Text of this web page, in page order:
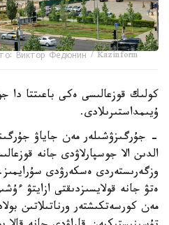
Виктор Федюнин / Kazinform
كولىك قوزعالىسى ەكى باعىتتا دا
ۇيىمداستىرىلادى.
- جۇرگىزۋشىلەر مەن جاياۋ
الدىن الا جوسپارلاۋدى جانە
وزگەرىستەردى ەسكەرۋدى
ەتۋ جانە قولايسىزدىقتى ازايتۋ
مەن كورسەتكىشتەر ورناتىلاتىن